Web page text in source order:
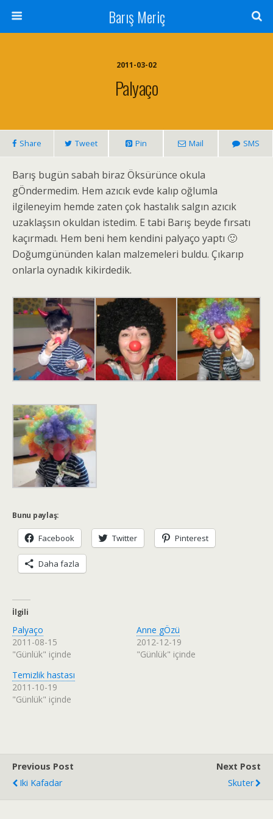
Barış Meriç
2011-03-02
Palyaço
Share Tweet Pin Mail SMS
Barış bugün sabah biraz Öksürünce okula
gÖndermedim. Hem azıcık evde kalıp oğlumla
ilgileneyim hemde zaten çok hastalık salgın azıcık
uzaklaşsın okuldan istedim. E tabi Barış beyde fırsatı
kaçırmadı. Hem beni hem kendini palyaço yaptı 🙂
Doğumgününden kalan malzemeleri buldu. Çıkarıp
onlarla oynadık kikirdedik.
Bunu paylaş:
Facebook Twitter Pinterest
Daha fazla
İlgili
Palyaço
2011-08-15
"Günlük" içinde
Anne gÖzü
2012-12-19
"Günlük" içinde
Temizlik hastası
2011-10-19
"Günlük" içinde
Previous Post
Iki Kafadar
Next Post
Skuter